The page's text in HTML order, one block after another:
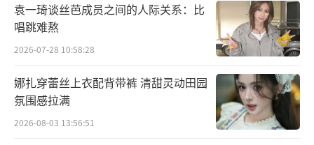
袁一琦谈丝芭成员之间的人际关系：比
唱跳难熬
2026-07-28 10:58:28
娜扎穿蕾丝上衣配背带裤 清甜灵动田园
氛围感拉满
2026-08-03 13:56:51